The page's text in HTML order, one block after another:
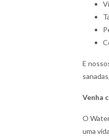
E
Venha
O
uma